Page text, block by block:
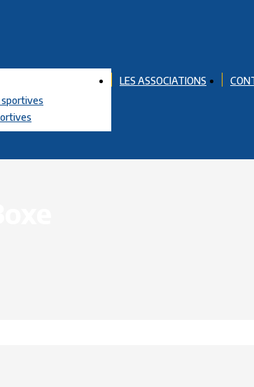
LES ASSOCIATIONS